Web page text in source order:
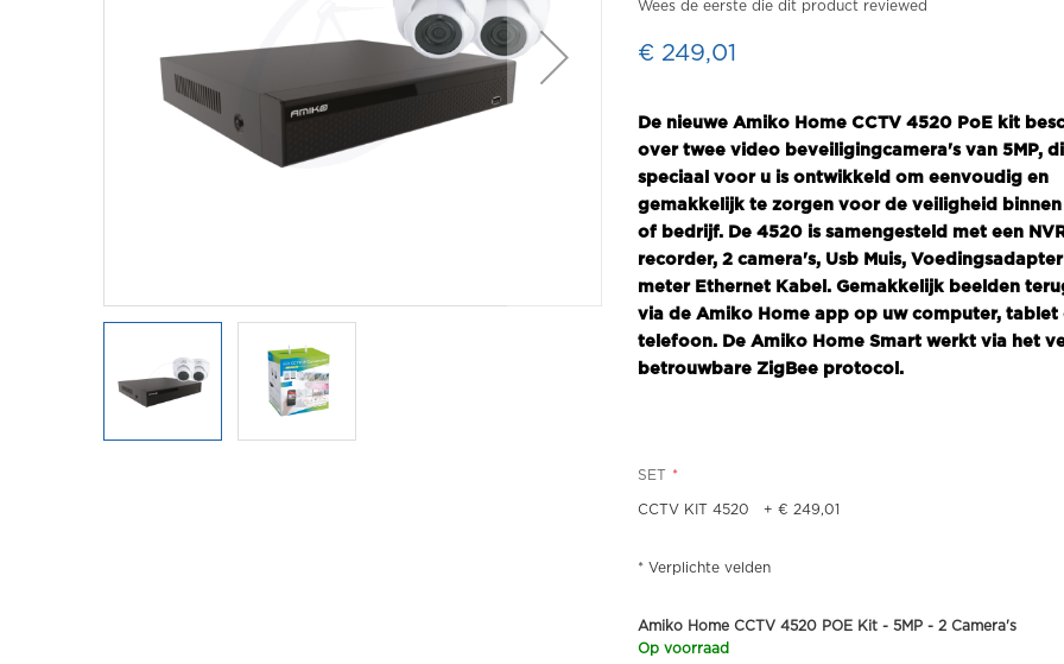
Wees de eerste die dit product reviewed
€ 249,01
De nieuwe Amiko Home CCTV 4520 PoE kit
over twee video beveiligingcamera's van 5MP,
speciaal voor u is ontwikkeld om eenvoudig en
gemakkelijk te zorgen voor de veiligheid binnen
of bedrijf. De 4520 is samengesteld met een
recorder, 2 camera's, Usb Muis,
meter Ethernet Kabel. Gemakkelijk beelden
via de Amiko Home app op uw computer, tablet
telefoon. De Amiko Home Smart werkt via het
betrouwbare ZigBee protocol.
SET
CCTV KIT 4520 + € 249,01
* Verplichte velden
Amiko Home CCTV 4520 POE Kit - 5MP - 2 Camera's
Op voorraad